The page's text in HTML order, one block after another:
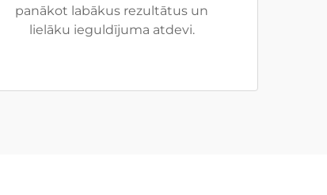
panākot labākus rezultātus un
lielāku ieguldījuma atdevi.